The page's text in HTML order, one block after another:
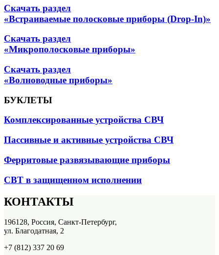
Скачать раздел
«Встраиваемые полосковые приборы (Drop-In)»
Скачать раздел
«Микрополосковые приборы»
Скачать раздел
«Волноводные приборы»
БУКЛЕТЫ
Комплексированные устройства СВЧ
Пассивные и активные устройства СВЧ
Ферритовые развязывающие приборы
СВТ в защищенном исполнении
КОНТАКТЫ
196128, Россия, Санкт-Петербург,
ул. Благодатная, 2
+7 (812) 337 20 69